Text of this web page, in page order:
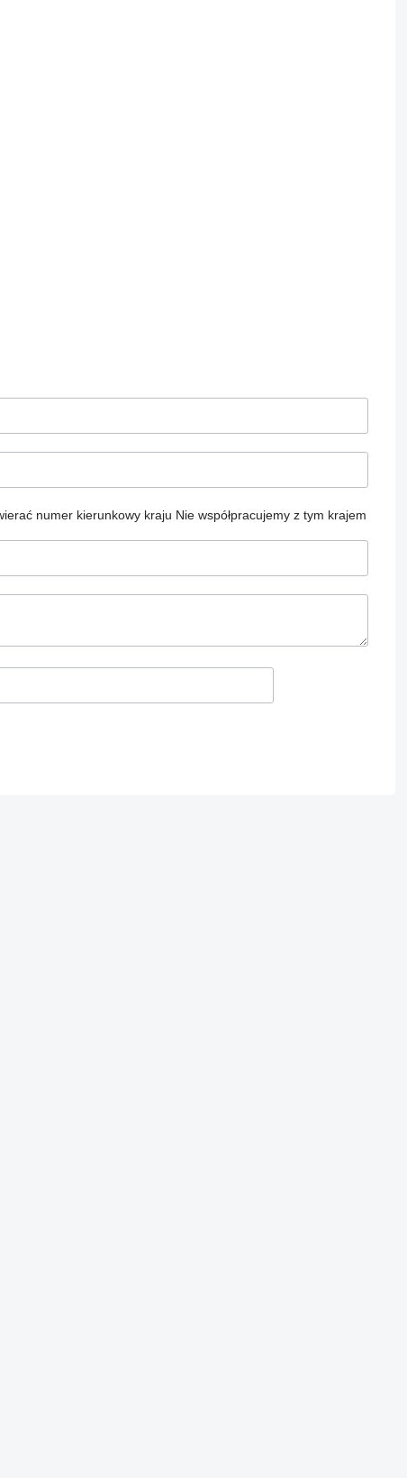
numer kierunkowy kraju Nie współpracujemy z tym krajem